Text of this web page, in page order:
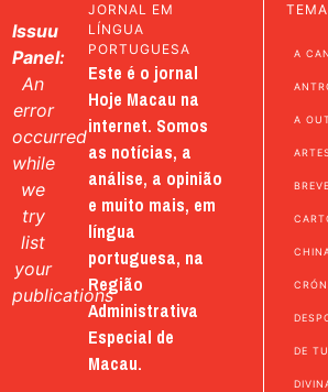
Issuu
Panel:
An
error
occurred
while
we
try
list
your
publications
JORNAL EM
LÍNGUA
PORTUGUESA
Este é o jornal
Hoje Macau na
internet. Somos
as notícias, a
análise, a opinião
e muito mais, em
língua
portuguesa, na
Região
Administrativa
Especial de
Macau.
A
A
DE